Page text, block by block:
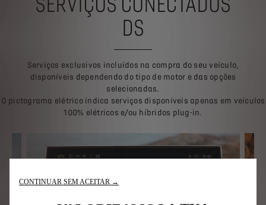
DS
disponíveis dependendo do tipo de motor e das opções
selecionadas.
O pictograma elétrico indica serviços disponíveis apenas em veículos
100% elétricos e/ou híbridos plug-in.